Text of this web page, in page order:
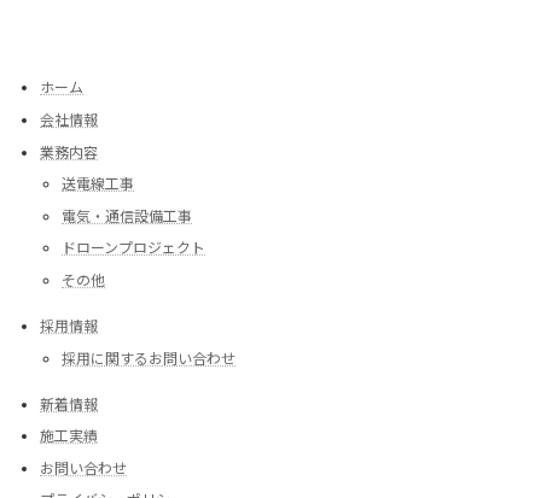
ホーム
会社情報
業務内容
送電線工事
電気・通信設備工事
ドローンプロジェクト
その他
採用情報
採用に関するお問い合わせ
新着情報
施工実績
お問い合わせ